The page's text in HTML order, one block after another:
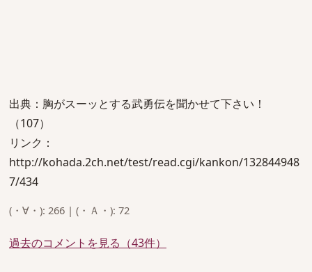
出典：胸がスーッとする武勇伝を聞かせて下さい！
（107）
リンク：
http://kohada.2ch.net/test/read.cgi/kankon/132844948
7/434
(・∀・): 266 | (・Ａ・): 72
過去のコメントを見る（43件）